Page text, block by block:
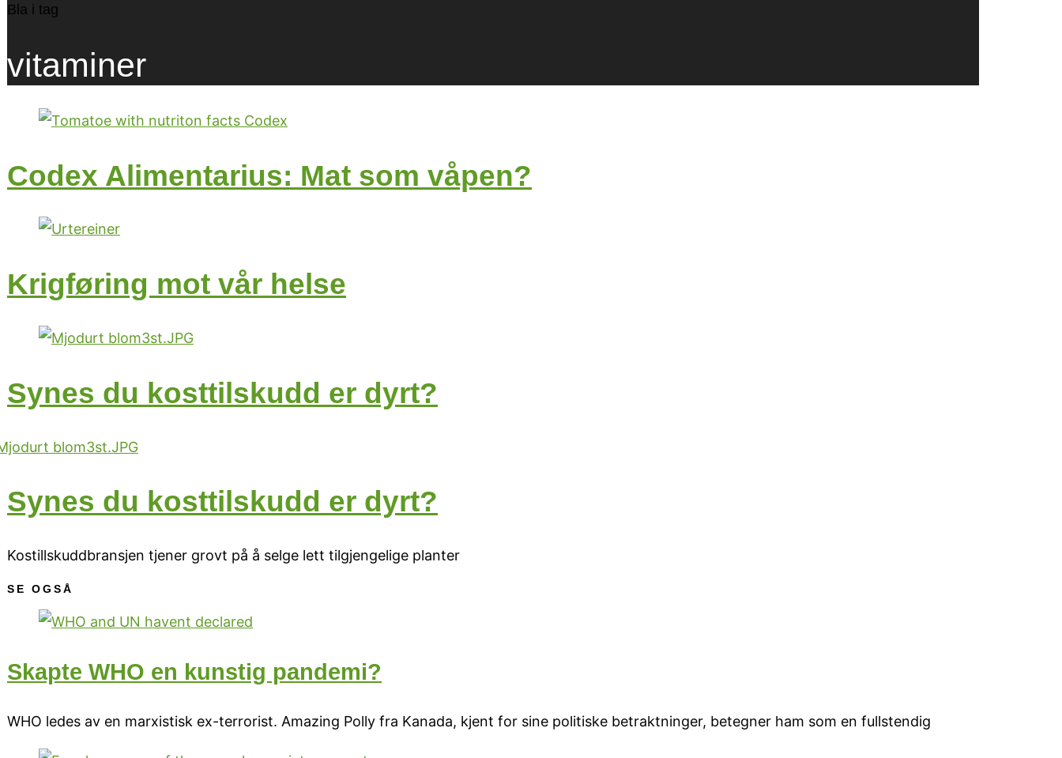
Bla i tag
vitaminer
Codex Alimentarius: Mat som våpen?
Krigføring mot vår helse
Synes du kosttilskudd er dyrt?
Synes du kosttilskudd er dyrt?
Kostillskuddbransjen tjener grovt på å selge lett tilgjengelige planter
SE OGSÅ
Skapte WHO en kunstig pandemi?
WHO ledes av en marxistisk ex-terrorist. Amazing Polly fra Kanada, kjent for sine politiske betraktninger, betegner ham som en fullstendig